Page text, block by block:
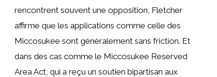
rencontrent souvent une opposition, Fletcher
affirme que les applications comme celle des
Miccosukee sont généralement sans friction. Et
dans des cas comme le Miccosukee Reserved
Area Act, qui a reçu un soutien bipartisan aux